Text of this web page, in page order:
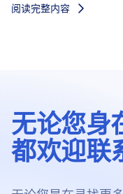
阅读完整内容
无论您身
都欢迎联